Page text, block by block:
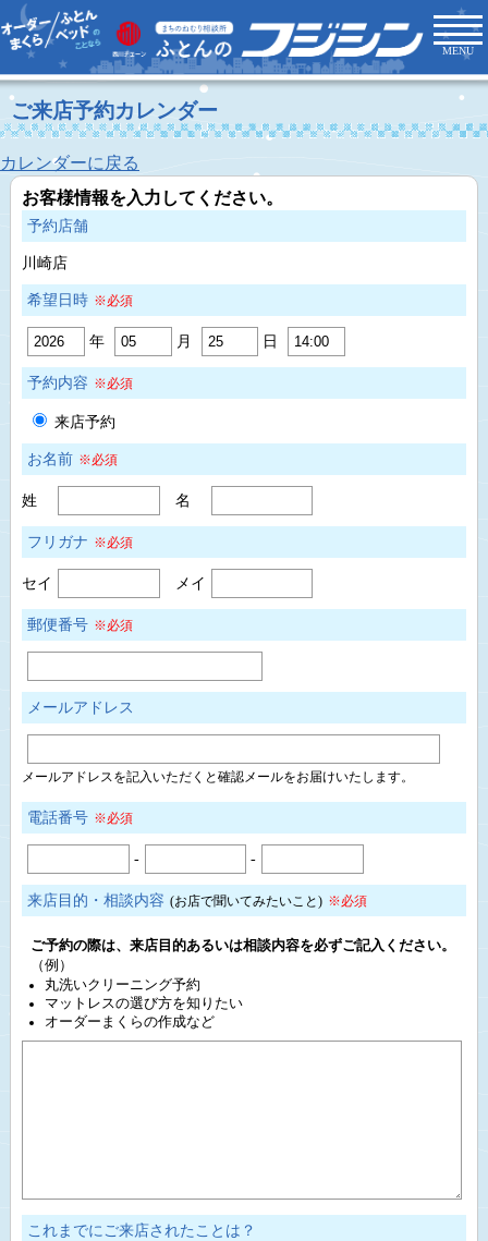
MENU
ご来店予約カレンダー
カレンダーに戻る
お客様情報を入力してください。
予約店舗
川崎店
希望日時 ※必須
年 月 日
予約内容 ※必須
来店予約
お名前 ※必須
姓 名
フリガナ ※必須
セイ メイ
郵便番号 ※必須
メールアドレス
メールアドレスを記入いただくと確認メールをお届けいたします。
電話番号 ※必須
- -
来店目的・相談内容 (お店で聞いてみたいこと) ※必須
ご予約の際は、来店目的あるいは相談内容を必ずご記入ください。
（例）
丸洗いクリーニング予約
マットレスの選び方を知りたい
オーダーまくらの作成など
これまでにご来店されたことは？